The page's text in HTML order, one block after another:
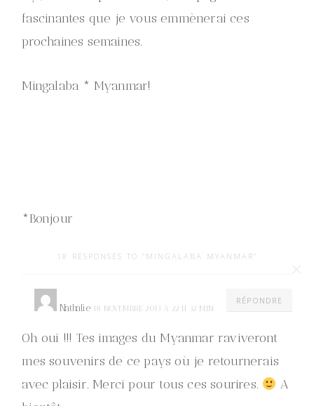
fascinantes que je vous emmènerai ces
prochaines semaines.
Mingalaba * Myanmar!
*Bonjour
18 RESPONSES TO “MINGALABA MYANMAR”
RÉPONDRE
Nathalie 18 NOVEMBRE 2013 À 22 H 32 MIN
Oh oui !!! Tes images du Myanmar raviveront
mes souvenirs de ce pays où je retournerais
avec plaisir. Merci pour tous ces sourires.
A